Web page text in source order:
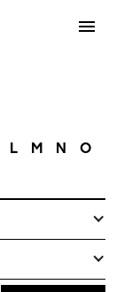
L M N O